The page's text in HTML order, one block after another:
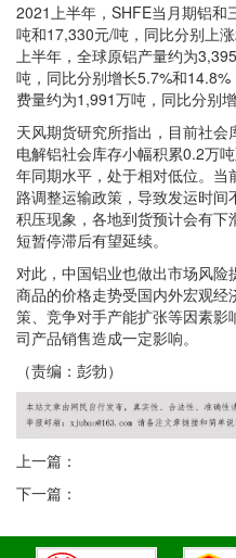
2021上半年，SHFE当月期铝
吨和17,330元/吨，同比分别上
上半年，全球原铝产量约为
吨，同比分别增长5.7%和
费量约为1,991万吨，同比分别
天风期货研究所指出，目前社会
电解铝社会库存小幅积累0.2万
年同期水平，处于相对低位。
路调整运输政策，导致发运时
积压现象，各地到货预计会有
短暂停滞后有望延续。
对此，中国铝业也做出市场风
商品的价格走势受国内外宏观经
策、竞争对手产能扩张等因素
司产品销售造成一定影响。
（责编：彭勃）
上一篇：
下一篇：